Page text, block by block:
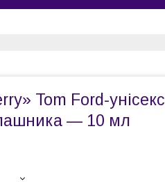
Tom Ford-унісекс
— 10 мл